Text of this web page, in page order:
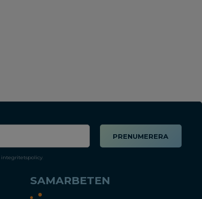
PRENUMERERA
integritetspolicy.
SAMARBETEN